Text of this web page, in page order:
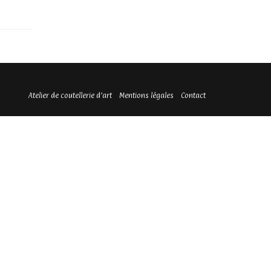
Atelier de coutellerie d’art Mentions légales Contact